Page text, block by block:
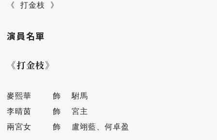
《 打金枝 》
演員名單
《打金枝》
麥熙華    飾  駙馬
李晴茵    飾  宮主
兩宮女    飾  盧翊藍、何卓盈